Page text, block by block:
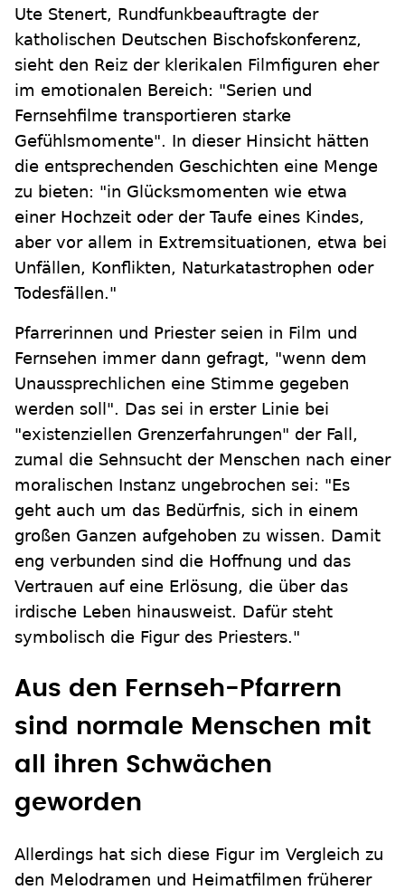
Ute Stenert, Rundfunkbeauftragte der
katholischen Deutschen Bischofskonferenz,
sieht den Reiz der klerikalen Filmfiguren eher
im emotionalen Bereich: "Serien und
Fernsehfilme transportieren starke
Gefühlsmomente". In dieser Hinsicht hätten
die entsprechenden Geschichten eine Menge
zu bieten: "in Glücksmomenten wie etwa
einer Hochzeit oder der Taufe eines Kindes,
aber vor allem in Extremsituationen, etwa bei
Unfällen, Konflikten, Naturkatastrophen oder
Todesfällen."
Pfarrerinnen und Priester seien in Film und
Fernsehen immer dann gefragt, "wenn dem
Unaussprechlichen eine Stimme gegeben
werden soll". Das sei in erster Linie bei
"existenziellen Grenzerfahrungen" der Fall,
zumal die Sehnsucht der Menschen nach einer
moralischen Instanz ungebrochen sei: "Es
geht auch um das Bedürfnis, sich in einem
großen Ganzen aufgehoben zu wissen. Damit
eng verbunden sind die Hoffnung und das
Vertrauen auf eine Erlösung, die über das
irdische Leben hinausweist. Dafür steht
symbolisch die Figur des Priesters."
Aus den Fernseh-Pfarrern
sind normale Menschen mit
all ihren Schwächen
geworden
Allerdings hat sich diese Figur im Vergleich zu
den Melodramen und Heimatfilmen früherer